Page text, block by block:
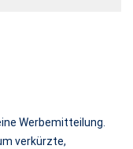
Werbemitteilung.
verkürzte,